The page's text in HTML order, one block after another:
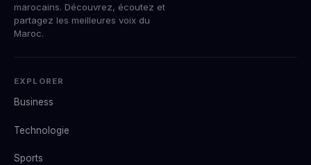
marocains. Découvrez, écoutez et
partagez les meilleures voix du
Maroc.
EXPLORER
Business
Technologie
Sports